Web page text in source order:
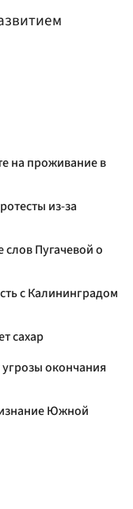
на проживание в
из-за
Пугачевой о
с Калининградом
сахар
угрозы окончания
Южной